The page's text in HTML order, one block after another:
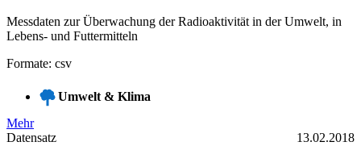
Messdaten zur Überwachung der Radioaktivität in der Umwelt, in
Lebens- und Futtermitteln
Formate: csv
Umwelt & Klima
Mehr
Datensatz
13.02.2018